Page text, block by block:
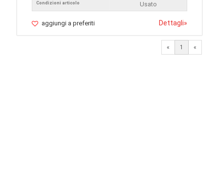
Condizioni articolo
Usato
aggiungi a preferiti Dettagli»
« 1 «